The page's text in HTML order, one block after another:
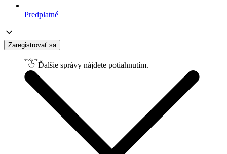
Predplatné
Zaregistrovať sa
Ďalšie správy nájdete potiahnutím.